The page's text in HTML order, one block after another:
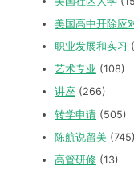
美国高中开除应
职业发展和实习
艺术专业 (108)
讲座 (266)
转学申请 (505)
陈航说留美 (745)
高管研修 (13)